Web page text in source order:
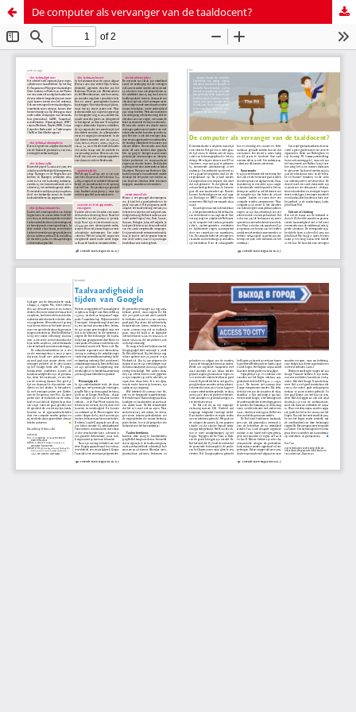
De computer als vervanger van de taaldocent?